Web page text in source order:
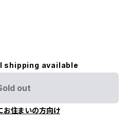
shipping available
out
お住まいの方向け